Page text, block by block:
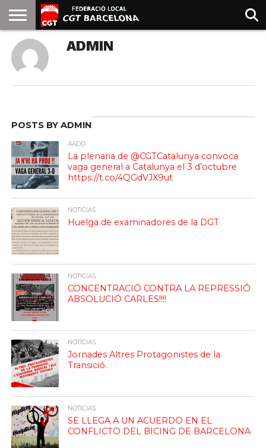
INICIO
QUIENES
SOMOS
SINDICATOS
SOCIAL
JURIDICA/GUIAS
PRENSA Y
COMUNICACIÓN
FORMACIÓN
BIBLIOTECA
EMMA
GOLDMAN
RECURSOS
ES ADMIN
POSTS BY ADMIN
AADD
La plenaria de @CGTCatalunya convoca
vaga general a Catalunya el 3 d’octubre
https://t.co/4QGdVJX9ut
NOTICIAS
Huelga de examinadores de la DGT
NOTICIAS
CONCENTRACIÓ CONTRA LA REPRESSIÓ
ABSOLUCIÓ CARLES!!!!
NOTICIAS
Jornades Altres Protagonistes de la
Transició.
NOTICIAS
SE LLEGA A UN ACUERDO EN EL
CONFLICTO DEL BICING DE BARCELONA